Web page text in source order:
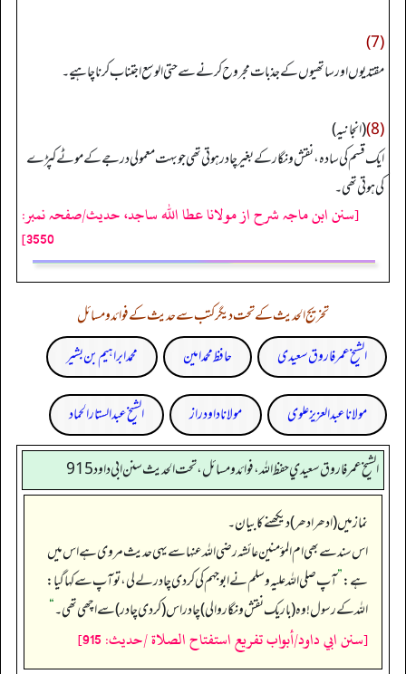
(7)
مقتدیوں اور ساتھیوں کے جذبات مجروح کرنے سے حتی الوسع اجتنا ب کرنا چاہیے۔
(8) (انجانیہ)
ایک قسم کی سادہ، نقش و نگار کے بغیر چادر ہوتی تھی جو بہت معمولی درجے کے موٹے کپڑے
کی ہوتی تھی۔
[سنن ابن ماجہ شرح از مولانا عطا الله ساجد، حدیث/صفحہ نمبر:
3550]
تخریج الحدیث کے تحت دیگر کتب سے حدیث کے فوائد و مسائل
الشیخ عمر فاروق سعیدی
حافظ محمد امین محمد ابراہیم بن بشیر
مولانا عبد العزیز علوی مولانا داود راز الشیخ عبدالستار الحماد
الشيخ عمر فاروق سعيدي حفظ الله، فوائد و مسائل، تحت الحديث سنن ابي داود 915
نماز میں (ادھر ادھر) دیکھنے کا بیان۔
اس سند سے بھی ام المؤمنین عائشہ رضی اللہ عنہا سے یہی حدیث مروی ہے اس میں
ہے:”آپ صلی اللہ علیہ وسلم نے ابوجہم کی کر دی چادر لے لی، تو آپ سے کہا گیا:
اللہ کے رسول! وہ (باریک نقش و نگار والی) چادر اس (کر دی چادر) سے اچھی تھی۔‏‏‏‏“
[سنن ابي داود/أبواب تفريع استفتاح الصلاة /حدیث: 915]